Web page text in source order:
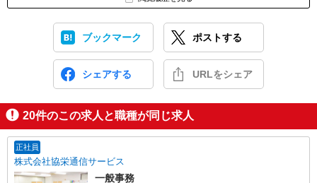
ブックマーク ポストする
シェアする URLをシェア
20件のこの求人と職種が同じ求人
正社員
株式会社協栄通信サービス
一般事務